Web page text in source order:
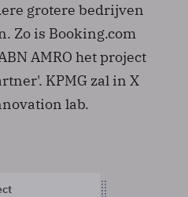
grotere bedrijven
Zo is Booking.com
AMRO het project
KPMG zal in X
lab.